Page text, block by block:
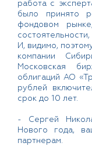
работа с
было принято
фондовом
И, видимо,
компании
Московская
облигаций АО
рублей
срок до 10 лет.
- Сергей
Нового года,
партнерам.